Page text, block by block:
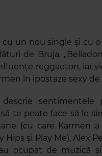
cu un nou single și cu
de Bruja.
reggaeton, iar
în ipostaze sexy de
descrie
te poate face să le
(cu care Karmen
Hips și Play Me), Alex
ocupat de muzică